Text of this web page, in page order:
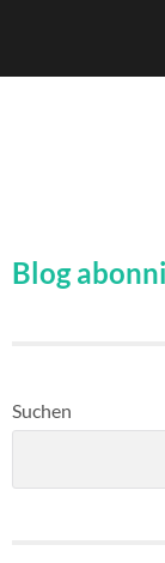
Blog
Suchen